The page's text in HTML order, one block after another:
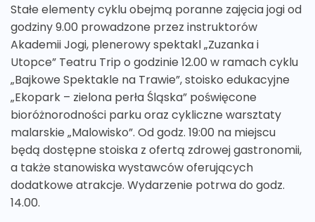
Stałe elementy cyklu obejmą poranne zajęcia jogi od
godziny 9.00 prowadzone przez instruktorów
Akademii Jogi, plenerowy spektakl „Zuzanka i
Utopce” Teatru Trip o godzinie 12.00 w ramach cyklu
„Bajkowe Spektakle na Trawie”, stoisko edukacyjne
„Ekopark – zielona perła Śląska” poświęcone
bioróżnorodności parku oraz cykliczne warsztaty
malarskie „Malowisko”. Od godz. 19:00 na miejscu
będą dostępne stoiska z ofertą zdrowej gastronomii,
a także stanowiska wystawców oferujących
dodatkowe atrakcje. Wydarzenie potrwa do godz.
14.00.